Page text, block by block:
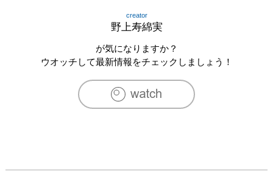
creator
野上寿綿実
が気になりますか？
ウオッチして最新情報をチェックしましょう！